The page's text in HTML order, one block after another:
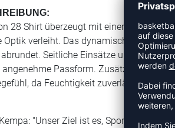
28 Shirt überzeugt mit einem
Optik verleiht. Das dynamische
Seitliche Einsätze und farblich
Passform. Zusätzlich bietet
da Feuchtigkeit zuverlässig nach
"Unser Ziel ist es, Sportlerinnen